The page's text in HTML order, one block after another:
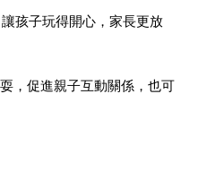
孩子玩得開心，家長更放
，促進親子互動關係，也可